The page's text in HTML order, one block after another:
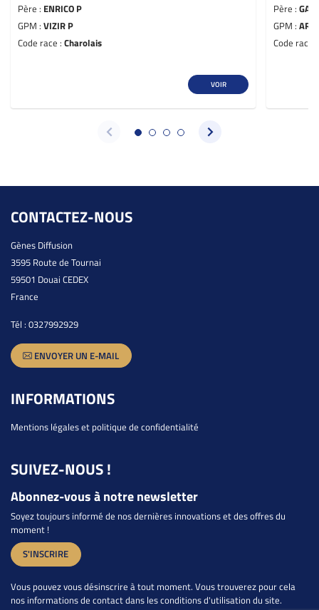
Père : ENRICO P
GPM : VIZIR P
Code race : Charolais
VOIR
Père :
GPM :
Code race
CONTACTEZ-NOUS
Gènes Diffusion
3595 Route de Tournai
59501 Douai CEDEX
France
Tél : 0327992929
ENVOYER UN E-MAIL
INFORMATIONS
Mentions légales et politique de confidentialité
SUIVEZ-NOUS !
Abonnez-vous à notre newsletter
Soyez toujours informé de nos dernières innovations et des offres du
moment !
S'INSCRIRE
Vous pouvez vous désinscrire à tout moment. Vous trouverez pour cela
nos informations de contact dans les conditions d'utilisation du site.